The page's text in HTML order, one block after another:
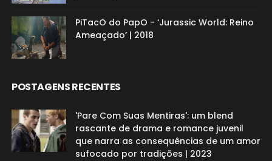
PiTacO do PapO - ‘Jurassic World: Reino
Ameaçado’ | 2018
POSTAGENS RECENTES
'Pare Com Suas Mentiras': um blend
rascante de drama e romance juvenil
que narra as consequências de um amor
sufocado por tradições | 2023